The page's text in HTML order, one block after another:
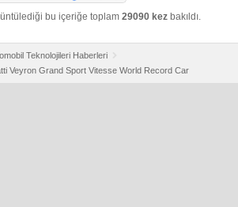
bu içeriğe toplam 29090 kez bakıldı.
Teknolojileri Haberleri
Veyron Grand Sport Vitesse World Record Car